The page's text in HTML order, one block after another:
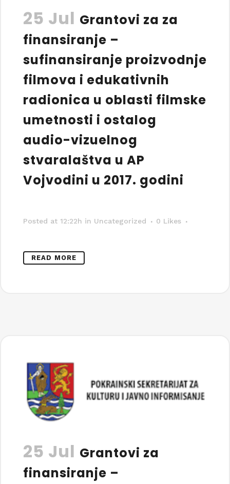
25 Jul Grantovi za za
finansiranje –
sufinansiranje proizvodnje
filmova i edukativnih
radionica u oblasti filmske
umetnosti i ostalog
audio-vizuelnog
stvaralaštva u AP
Vojvodini u 2017. godini
Posted at 12:22h in Uncategorized 0 Likes
READ MORE
25 Jul Grantovi za
finansiranje –